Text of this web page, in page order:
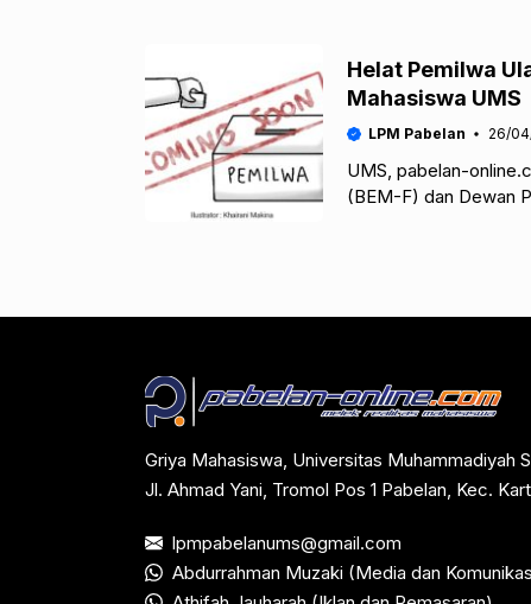
Helat Pemilwa
Mahasiswa UMS
LPM Pabelan 26/
UMS, pabelan-
(BEM-F) dan Dewan
Griya Mahasiswa, Universitas Muhammadiyah
Jl. Ahmad Yani, Tromol Pos 1 Pabelan, Kec.
lpmpabelanums@gmail.com
Abdurrahman Muzaki (Media dan